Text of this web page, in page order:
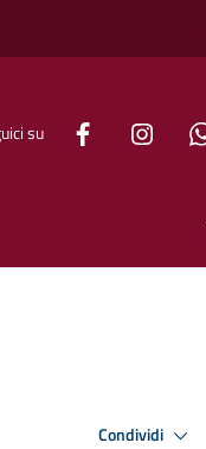
su
Condividi